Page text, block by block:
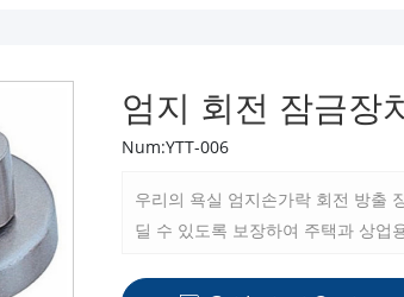
엄지 회전 잠금장
Num:YTT-006
우리의 욕실 엄지손가락 회전 방출
딜 수 있도록 보장하여 주택과 상업